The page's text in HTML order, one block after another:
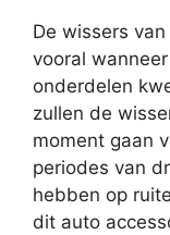
De wissers
vooral
onderdelen
zullen de
moment gaan
periodes van
hebben op
dit auto